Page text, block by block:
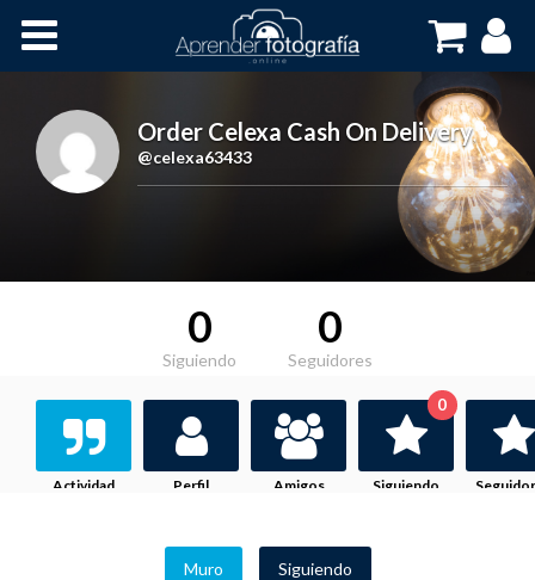
Cursos OnLine
Order Celexa Cash On Delivery,
@celexa63433
0
Siguiendo
0
Seguidores
Actividad Perfil Amigos Siguiendo
0
Muro Siguiendo